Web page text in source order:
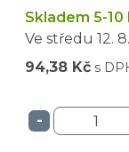
Skladem 5-10
Ve středu 12. 8.
94,38 Kč s
-